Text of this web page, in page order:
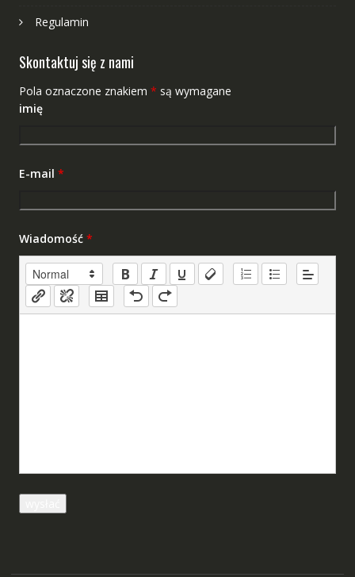
Regulamin
Skontaktuj się z nami
Pola oznaczone znakiem * są wymagane
imię
E-mail *
Wiadomość *